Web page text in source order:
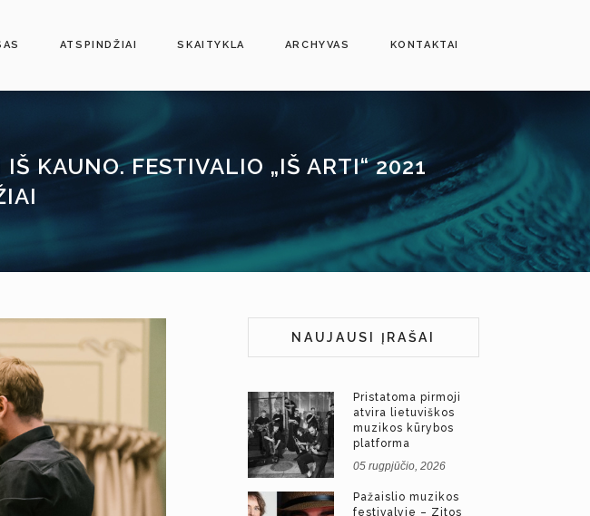
ATSPINDŽIAI SKAITYKLA ARCHYVAS KONTAKTAI
KAUNO. FESTIVALIO „IŠ ARTI“ 2021
NAUJAUSI ĮRAŠAI
Pristatoma pirmoji
atvira lietuviškos
muzikos kūrybos
platforma
05 rugpjūčio, 2026
Pažaislio muzikos
festivalyje – Zitos